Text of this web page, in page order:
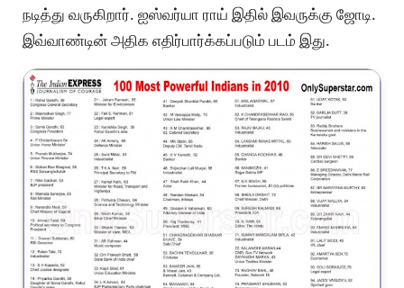
நடித்து வருகிறார். ஐஸ்வர்யா ராய் இதில் இவருக்கு ஜோடி.
இவ்வாண்டின் அதிக எதிர்பார்க்கப்படும் படம் இது.